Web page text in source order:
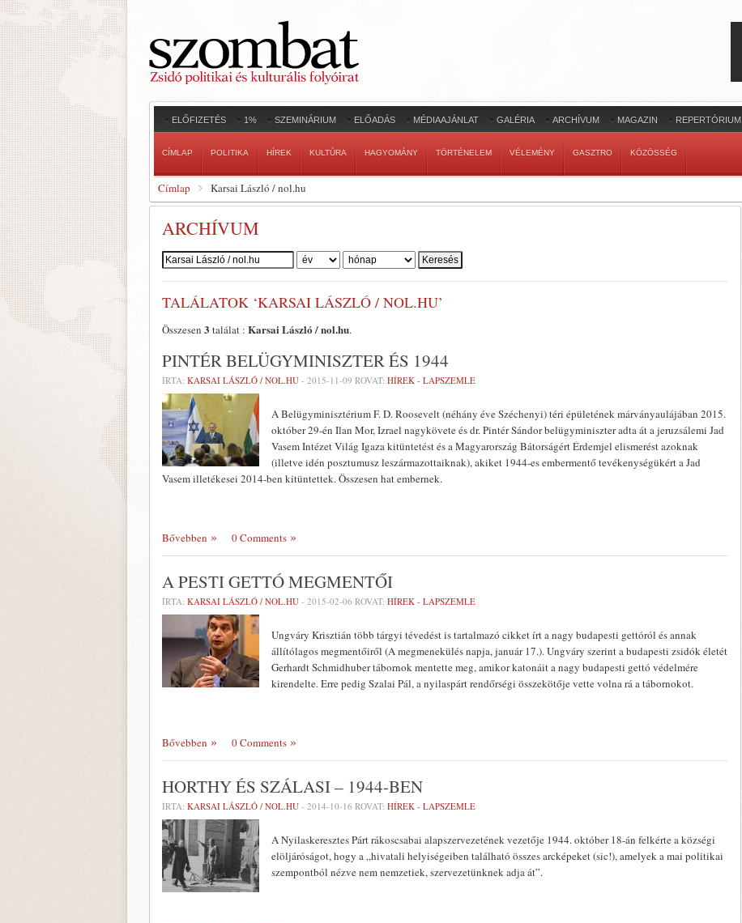
ELŐFIZETÉS 1% SZEMINÁRIUM ELŐADÁS MÉDIAAJÁNLAT GALÉRIA ARCHÍVUM MAGAZIN REPERTÓRIUM
CÍMLAP POLITIKA HÍREK KULTÚRA HAGYOMÁNY TÖRTÉNELEM VÉLEMÉNY GASZTRO KÖZÖSSÉG
Címlap Karsai László / nol.hu
ARCHÍVUM
Szerző:
TALÁLATOK ‘KARSAI LÁSZLÓ / NOL.HU’
Összesen 3 találat : Karsai László / nol.hu.
PINTÉR BELÜGYMINISZTER ÉS 1944
ÍRTA: KARSAI LÁSZLÓ / NOL.HU - 2015-11-09 ROVAT: HÍREK - LAPSZEMLE
A Belügyminisztérium F. D. Roosevelt (néhány éve Széchenyi) téri épületének márványaulájában 2015.
október 29-én Ilan Mor, Izrael nagykövete és dr. Pintér Sándor belügyminiszter adta át a jeruzsálemi Jad
Vasem Intézet Világ Igaza kitüntetést és a Magyarország Bátorságért Érdemjel elismerést azoknak
(illetve idén posztumusz leszármazottaiknak), akiket 1944-es embermentő tevékenységükért a Jad
Vasem illetékesei 2014-ben kitüntettek. Összesen hat embernek.
Bővebben 0 Comments
A PESTI GETTÓ MEGMENTŐI
ÍRTA: KARSAI LÁSZLÓ / NOL.HU - 2015-02-06 ROVAT: HÍREK - LAPSZEMLE
Ungváry Krisztián több tárgyi tévedést is tartalmazó cikket írt a nagy budapesti gettóról és annak
állítólagos megmentőiről (A megmenekülés napja, január 17.). Ungváry szerint a budapesti zsidók életét
Gerhardt Schmidhuber tábornok mentette meg, amikor katonáit a nagy budapesti gettó védelmére
kirendelte. Erre pedig Szalai Pál, a nyilaspárt rendőrségi összekötője vette volna rá a tábornokot.
Bővebben 0 Comments
HORTHY ÉS SZÁLASI – 1944-BEN
ÍRTA: KARSAI LÁSZLÓ / NOL.HU - 2014-10-16 ROVAT: HÍREK - LAPSZEMLE
A Nyilaskeresztes Párt rákoscsabai alapszervezetének vezetője 1944. október 18-án felkérte a községi
elöljáróságot, hogy a „hivatali helyiségeiben található összes arcképeket (sic!), amelyek a mai politikai
szempontból nézve nem nemzetiek, szervezetünknek adja át”.